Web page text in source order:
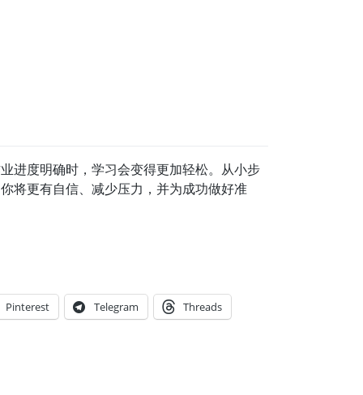
进度明确时，学习会变得更加轻松。从小步
将更有自信、减少压力，并为成功做好准
Pinterest Telegram Threads